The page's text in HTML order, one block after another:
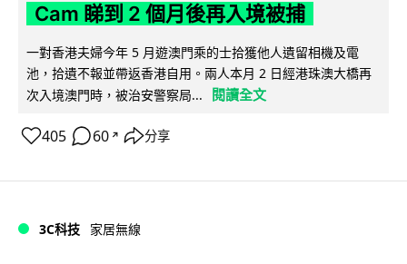
Cam 睇到 2 個月後再入境被捕
一對香港夫婦今年 5 月遊澳門乘的士拾獲他人遺留相機及電
池，拾遺不報並帶返香港自用。兩人本月 2 日經港珠澳大橋再
次入境澳門時，被治安警察局...
閱讀全文
405 60 ↗ 分享
3C科技 家居無線